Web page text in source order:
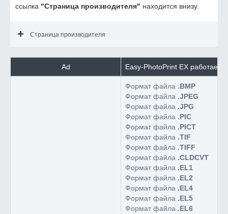
ссылка "Страница производителя" находится внизу.
Страница производителя
Ad Easy-PhotoPrint EX работает
Формат файла .BMP
Формат файла .JPEG
Формат файла .JPG
Формат файла .PIC
Формат файла .PICT
Формат файла .TIF
Формат файла .TIFF
Формат файла .CLDCVT
Формат файла .EL1
Формат файла .EL2
Формат файла .EL4
Формат файла .EL5
Формат файла .EL6